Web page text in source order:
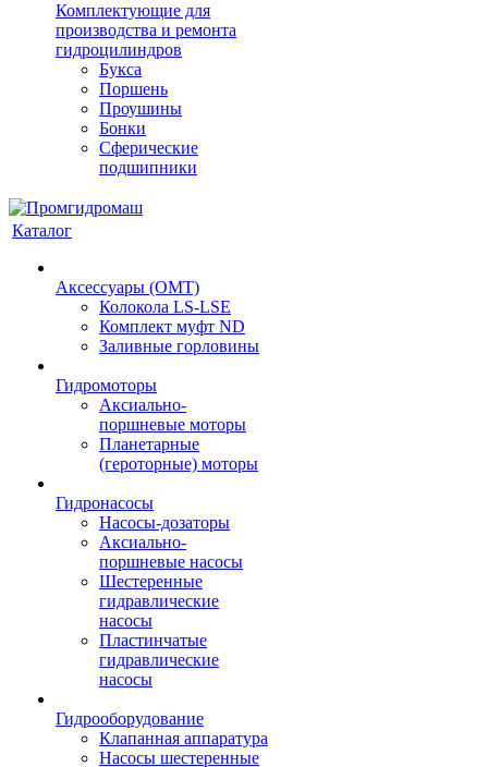
Комплектующие для
производства и ремонта
гидроцилиндров
Букса
Поршень
Проушины
Бонки
Сферические
подшипники
Каталог
Аксессуары (OMT)
Колокола LS-LSE
Комплект муфт ND
Заливные горловины
Гидромоторы
Аксиально-
поршневые моторы
Планетарные
(героторные) моторы
Гидронасосы
Насосы-дозаторы
Аксиально-
поршневые насосы
Шестеренные
гидравлические
насосы
Пластинчатые
гидравлические
насосы
Гидрооборудование
Клапанная аппаратура
Насосы шестеренные